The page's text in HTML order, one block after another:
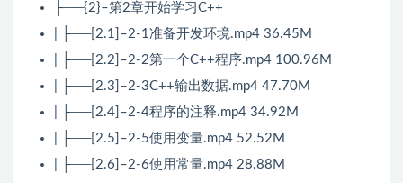
├──{2}–第2章开始学习C++
| ├──[2.1]–2-1准备开发环境.mp4 36.45M
| ├──[2.2]–2-2第一个C++程序.mp4 100.96M
| ├──[2.3]–2-3C++输出数据.mp4 47.70M
| ├──[2.4]–2-4程序的注释.mp4 34.92M
| ├──[2.5]–2-5使用变量.mp4 52.52M
| ├──[2.6]–2-6使用常量.mp4 28.88M